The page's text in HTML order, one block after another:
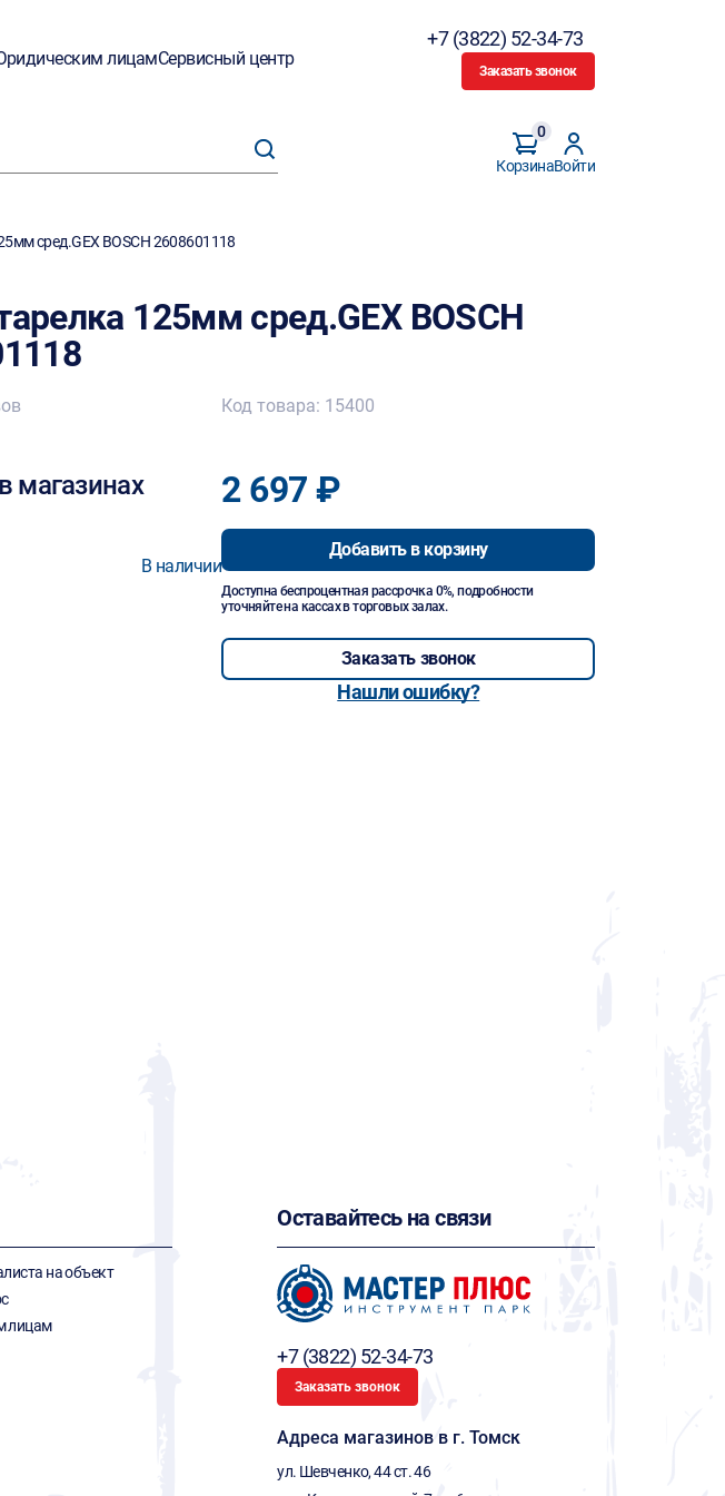
лицамСервисный центр
+7 (3822) 52-34-73
Заказать звонок
Корзина
0
Войти
сред.GEX BOSCH 2608601118
125мм сред.GEX BOSCH
магазинах
В наличии
Код товара: 15400
2 697 ₽
Добавить в корзину
Доступна беспроцентная рассрочка 0%, подробности
уточняйте на кассах в торговых залах.
Заказать звонок
Нашли ошибку?
на объект
лицам
Оставайтесь на связи
+7 (3822) 52-34-73
Заказать звонок
Адреса магазинов в г. Томск
ул. Шевченко, 44 ст. 46